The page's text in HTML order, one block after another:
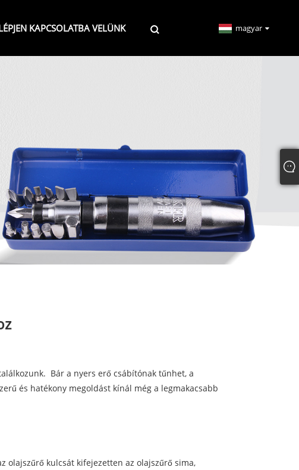
KAPCSOLATBA VELÜNK magyar
Bár a nyers erő csábítónak tűnhet, a
és hatékony megoldást kínál még a legmakacsabb
olajszűrő kulcsát kifejezetten az olajszűrő sima,